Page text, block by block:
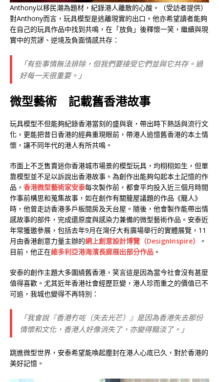
Anthony以移民潮為題材，紀錄港人離散的心酸。（受訪者提供）
對Anthony而言，玩具模型是逃離現實的出口。他亦希望讀者能夠
在自己的玩具作品中找到共鳴，在「放負」後釋懷一笑，繼續與現
實中的荒謬、逆境及負面情感共存：
「有些事情無法排除，但我們要接受它們並與它共存。過
好每一天很重要。」
微型藝術 記載舊香港故事
玩具模型不但能夠紀錄香港當刻的盛與衰，帶出時下熱話與流行文
化，更能把昔日香港的經典重現眼前，帶港人追憶舊香港的本土情
懷，讓不同年代的港人有所共鳴。
市面上不乏售賣迷你香港城市場景的模型玩具，均栩栩如生，但單
靠模型並不足以訴說出香港故事。為創作出能夠勾起本土記憶的作
品， 香港微型藝術家安泰每次製作前，都會平均投入近三個月時間
作事前構思和蒐集故事，如在創作有關籠屋議題的作品《籠人》
時，他曾走訪香港多戶板間房及天台屋。隨後，他會製作能帶出情
感故事的部件，完成還原度與感染力兼備的微型藝術作品。安泰近
年常獲邀參展，包括去年9月在灣仔大有廣場舉行的實體展覽，11
月由香港創意力量主辦的網上創意設計博覽（DesignInspire）
。
目前，他正在維多利亞港海濱長廊展出部分作品 。
安泰的創作主題大多圍繞舊香港，笑言這是因為當今社會沒有甚麼
值得喜歡。尤其近年香港社會經歷巨變，港人珍而重之的價值已不
可追，我城也變得不再特別：
「我會說『香港冇咗（失去光芒）』是因為香港失去那份
情懷和文化，香港人好像消失了，亦變得黯淡了。」
跳進微型世界，安泰希望能喚起塵封在港人心底已久，對於香港的
美好記憶。